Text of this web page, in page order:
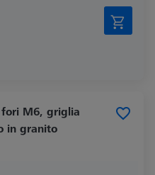
fori M6, griglia
in granito